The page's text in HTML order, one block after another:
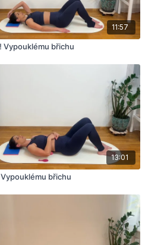
11:57
Vypouklému břichu
13:01
břichu